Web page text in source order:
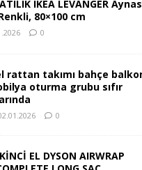
IKEA LEVANGER
80×100 cm
0
rattan takımı bahçe
oturma grubu sıfır
0
EL DYSON AIRWRAP